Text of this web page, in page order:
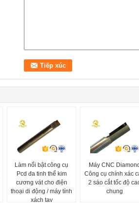
Làm nổi bật công cụ
Pcd đa tinh thể kim
cương vát cho điện
thoại di động / máy tính
xách tay
Máy CNC Diamond
Công cụ chính xác
2 sáo cắt tốc độ
chung